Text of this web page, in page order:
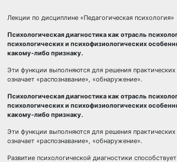
Лекции по дисциплине «Педагогическая психология»
Психологическая диагностика как отрасль
психологических и психофизиологических
какому-либо признаку.
Эти функции выполняются для решения
означает «распознавание», «обнаружение».
Психологическая диагностика как отрасль
психологических и психофизиологических
какому-либо признаку.
Эти функции выполняются для решения
означает «распознавание», «обнаружение».
Развитие психологической диагностики